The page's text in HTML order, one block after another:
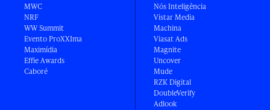
MWC
NRF
WW Summit
Evento ProXXIma
Maximídia
Effie Awards
Caboré
Nós Inteligência
Vistar Media
Machina
Viasat Ads
Magnite
Uncover
Mude
RZK Digital
DoubleVerify
Adlook